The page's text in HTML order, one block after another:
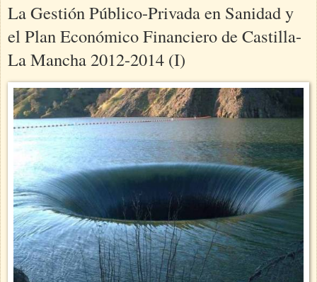
La Gestión Público-Privada en Sanidad y
el Plan Económico Financiero de Castilla-
La Mancha 2012-2014 (I)